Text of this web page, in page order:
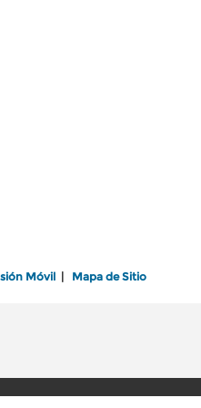
Móvil Mapa de Sitio